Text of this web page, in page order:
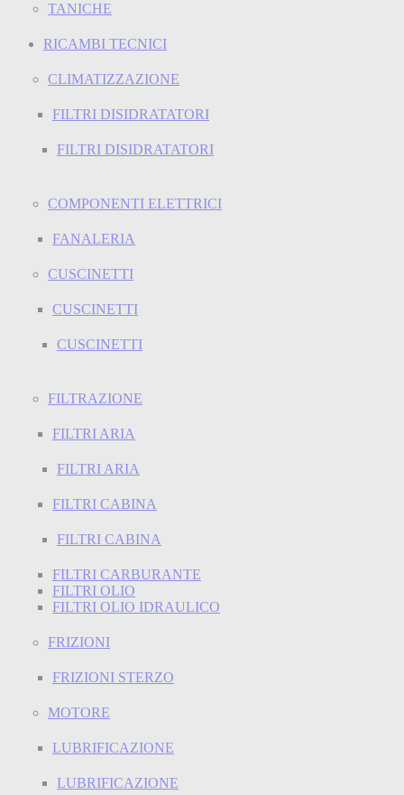
TANICHE
RICAMBI TECNICI
CLIMATIZZAZIONE
FILTRI DISIDRATATORI
FILTRI DISIDRATATORI
COMPONENTI ELETTRICI
FANALERIA
CUSCINETTI
CUSCINETTI
CUSCINETTI
FILTRAZIONE
FILTRI ARIA
FILTRI ARIA
FILTRI CABINA
FILTRI CABINA
FILTRI CARBURANTE
FILTRI OLIO
FILTRI OLIO IDRAULICO
FRIZIONI
FRIZIONI STERZO
MOTORE
LUBRIFICAZIONE
LUBRIFICAZIONE